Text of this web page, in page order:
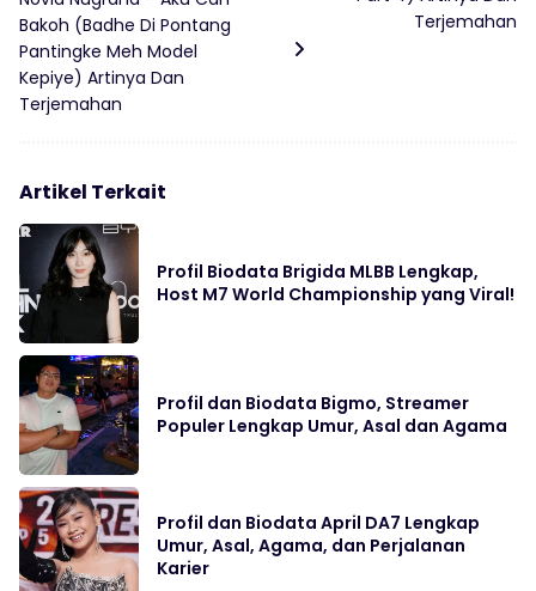
Bakoh (Badhe Di Pontang
Pantingke Meh Model
Kepiye) Artinya Dan
Terjemahan
Terjemahan
Artikel Terkait
Profil Biodata Brigida MLBB Lengkap,
Host M7 World Championship yang Viral!
Profil dan Biodata Bigmo, Streamer
Populer Lengkap Umur, Asal dan Agama
Profil dan Biodata April DA7 Lengkap
Umur, Asal, Agama, dan Perjalanan
Karier